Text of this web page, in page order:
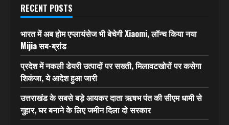
RECENT POSTS
भारत में अब होम एप्लायंसेज भी बेचेगी Xiaomi, लॉन्च किया नया
Mijia सब-ब्रांड
प्रदेश में नकली डेयरी उत्पादों पर सख्ती, मिलावटखोरों पर कसेगा
शिकंजा, ये आदेश हुआ जारी
उत्तराखंड के सबसे बड़े आयकर दाता ऋषभ पंत की सीएम धामी से
गुहार, घर बनाने के लिए जमीन दिला दो सरकार